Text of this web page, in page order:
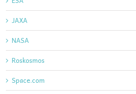
JAXA
NASA
Roskosmos
Space.com